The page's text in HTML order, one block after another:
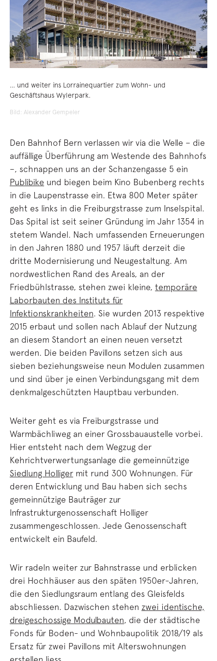
… und weiter ins Lorrainequartier zum Wohn- und
Geschäftshaus Wylerpark.
Bild: Alexander Gempeler
Den Bahnhof Bern verlassen wir via die Welle – die
auffällige Überführung am Westende des Bahnhofs
–, schnappen uns an der Schanzengasse 5 ein
Publibike und biegen beim Kino Bubenberg rechts
in die Laupenstrasse ein. Etwa 800 Meter später
geht es links in die Freiburgstrasse zum Inselspital.
Das Spital ist seit seiner Gründung im Jahr 1354 in
stetem Wandel. Nach umfassenden Erneuerungen
in den Jahren 1880 und 1957 läuft derzeit die
dritte Modernisierung und Neugestaltung. Am
nordwestlichen Rand des Areals, an der
Friedbühlstrasse, stehen zwei kleine, temporäre
Laborbauten des Instituts für
Infektionskrankheiten. Sie wurden 2013 respektive
2015 erbaut und sollen nach Ablauf der Nutzung
an diesem Standort an einen neuen versetzt
werden. Die beiden Pavillons setzen sich aus
sieben beziehungsweise neun Modulen zusammen
und sind über je einen Verbindungsgang mit dem
denkmalgeschützten Hauptbau verbunden.
Weiter geht es via Freiburgstrasse und
Warmbächliweg an einer Grossbauaustelle vorbei.
Hier entsteht nach dem Wegzug der
Kehrichtverwertungsanlage die gemeinnützige
Siedlung Holliger mit rund 300 Wohnungen. Für
deren Entwicklung und Bau haben sich sechs
gemeinnützige Bauträger zur
Infrastrukturgenossenschaft Holliger
zusammengeschlossen. Jede Genossenschaft
entwickelt ein Baufeld.
Wir radeln weiter zur Bahnstrasse und erblicken
drei Hochhäuser aus den späten 1950er-Jahren,
die den Siedlungsraum entlang des Gleisfelds
abschliessen. Dazwischen stehen zwei identische,
dreigeschossige Modulbauten, die der städtische
Fonds für Boden- und Wohnbaupolitik 2018/19 als
Ersatz für zwei Pavillons mit Alterswohnungen